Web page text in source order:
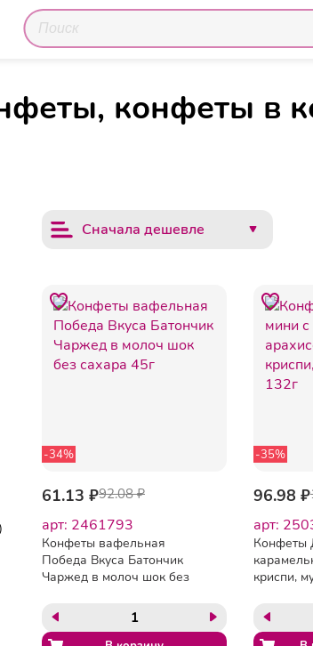
конфеты в
Сначала дешевле
-34%
61.13 ₽92.08 ₽
арт: 2461793
Конфеты вафельная
Победа Вкуса Батончик
Чаржед в молоч шок без
-35%
96.98 ₽
арт:
Конфеты
криспи,